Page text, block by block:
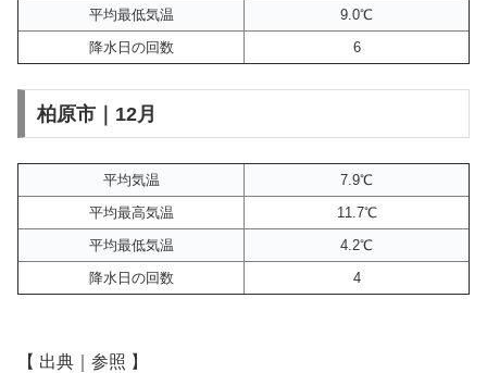
平均最低気温
9.0℃
降水日の回数
6
柏原市｜12月
平均気温
7.9℃
平均最高気温
11.7℃
平均最低気温
4.2℃
降水日の回数
4
【 出典｜参照 】